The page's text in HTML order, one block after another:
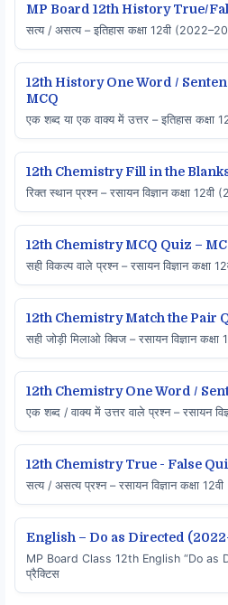
MP Board 12th History True/
सत्य / असत्य – इतिहास कक्षा 12वी
12th History One Word /
MCQ
एक शब्द या एक वाक्य में उत्तर – इतिहास कक्षा
12th Chemistry Fill in the
रिक्त स्थान प्रश्न – रसायन विज्ञान कक्षा
12th Chemistry MCQ Quiz –
सही विकल्प वाले प्रश्न – रसायन विज्ञान कक्षा
12th Chemistry Match the Pair
सही जोड़ी मिलाओ क्विज – रसायन विज्ञान
12th Chemistry One Word /
एक शब्द / वाक्य में उत्तर वाले प्रश्न – रसायन
12th Chemistry True - False
सत्य / असत्य प्रश्न – रसायन विज्ञान कक्षा
English – Do as Directed
MP Board Class 12th English “Do as
प्रैक्टिस